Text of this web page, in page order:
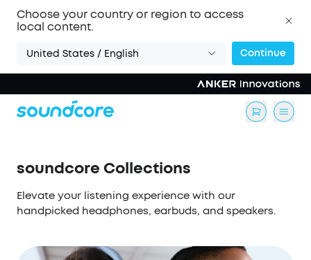
Choose your country or region to access
local content.
United States / English Continue
soundcore Collections
Elevate your listening experience with our
handpicked headphones, earbuds, and speakers.